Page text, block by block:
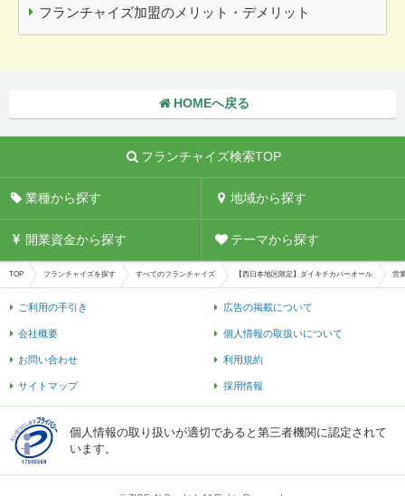
フランチャイズ加盟のメリット・デメリット
HOMEへ戻る
フランチャイズ検索TOP
業種から探す 地域から探す
開業資金から探す テーマから探す
TOP フランチャイズを探す すべてのフランチャイズ 【西日本地区限定】ダイキチカバーオール 営
ご利用の手引き 広告の掲載について
会社概要 個人情報の取扱いについて
お問い合わせ 利用規約
サイトマップ 採用情報
個人情報の取り扱いが適切であると第三者機関に認定されて
います。